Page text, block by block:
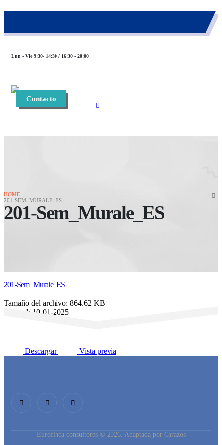
Lun - Vie 9:30- 14:30 / 16:30 - 20:00
Contacto
HOME
201-SEM_MURALE_ES
201-Sem_Murale_ES
201-Sem_Murale_ES
Tamaño del archivo: 864.62 KB
Created: 10-01-2025
Descargar Vista previa
Eurofinca consultores © 2026. Adaptada por Carazos